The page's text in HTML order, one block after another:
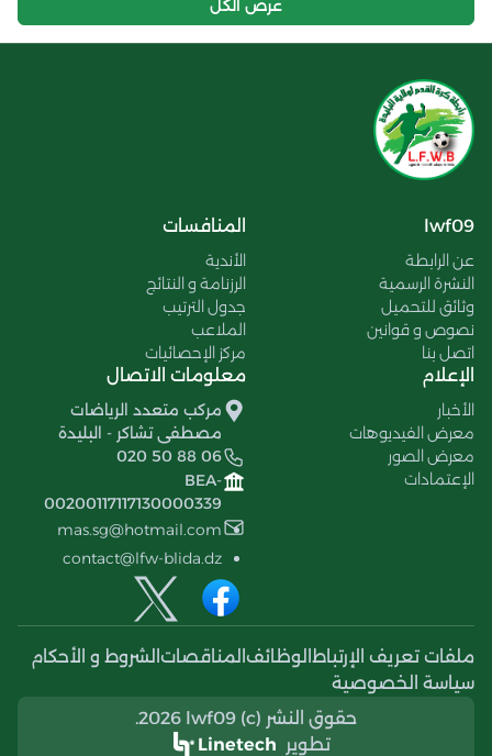
عرض الكل
lwf09
عن الرابطة
النشرة الرسمية
وثائق للتحميل
نصوص و قوانين
اتصل بنا
المنافسات
الأندية
الرزنامة و النتائج
جدول الترتيب
الملاعب
مركز الإحصائيات
الإعلام
الأخبار
معرض الفيديوهات
معرض الصور
الإعتمادات
معلومات الاتصال
مركب متعدد الرياضات
مصطفى تشاكر - البليدة
020 50 88 06
BEA-
00200117117130000339
mas.sg@hotmail.com
contact@lfw-blida.dz
ملفات تعريف الإرتباط الوظائف المناقصات الشروط و الأحكام
سياسة الخصوصية
حقوق النشر (c) 2026 lwf09.
تطوير Linetech